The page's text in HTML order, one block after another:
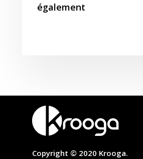
également
Copyright © 2020 Krooga.